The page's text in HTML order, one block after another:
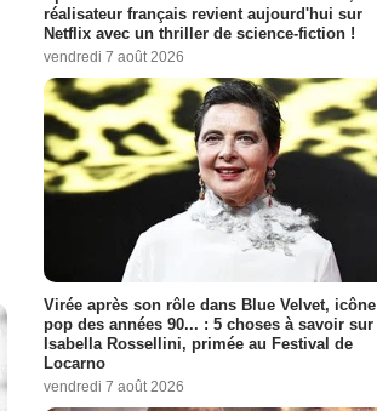
réalisateur français revient aujourd'hui sur
Netflix avec un thriller de science-fiction !
vendredi 7 août 2026
Virée après son rôle dans Blue Velvet, icône
pop des années 90... : 5 choses à savoir sur
Isabella Rossellini, primée au Festival de
Locarno
vendredi 7 août 2026